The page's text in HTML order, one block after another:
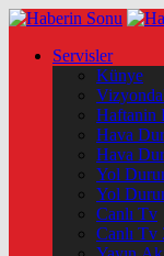
Servisler
Künye
Haftanin
Hava
Hava
Yol
Yol
Canlı Tv
Canlı Tv